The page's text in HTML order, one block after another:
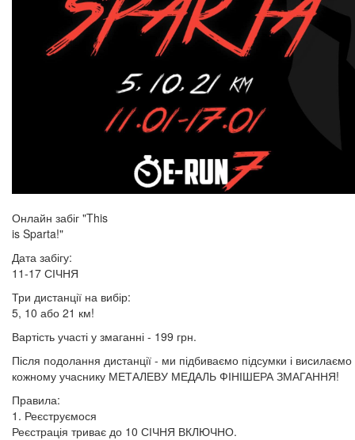
Онлайн забіг "This
is Sparta!"
Дата забігу:
11-17 СІЧНЯ
Три дистанції на вибір:
5, 10 або 21 км!
Вартість участі у змаганні - 199 грн.
Після подолання дистанції - ми підбиваємо підсумки і висилаємо
кожному учаснику МЕТАЛЕВУ МЕДАЛЬ ФІНІШЕРА ЗМАГАННЯ!
Правила:
1. Реєструємося
Реєстрація триває до 10 СІЧНЯ ВКЛЮЧНО.